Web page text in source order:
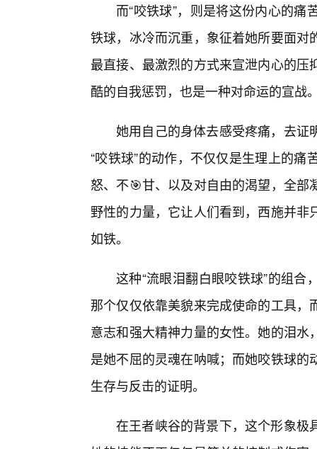
而“咬铁球”，则是将这份内心的
铁球，冰冷而沉重，象征着她所要面
最直接、最激烈的方式来宣泄内心的
酷的自我惩罚，也是一种对命运的宣战
她用自己的身体去感受疼痛，去证
“咬铁球”的动作，不仅仅是生理上的
怒、不🎯甘、以及对自由的渴望，全
野性的力量，它让人们看到，西施并
如铁。
这种“流眼泪翻白眼咬铁球”的组
那个仅仅依靠美貌来完成使命的工具
意志和强大精神力量的女性。她的泪
是她不屈的灵魂在呐喊；而她咬铁球
生存与反击的证明。
在王者峡谷的背景下，这个形象极